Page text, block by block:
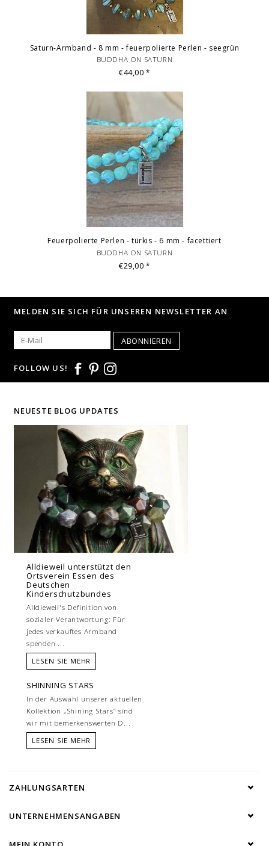
Saturn-Armband - 8 mm - feuerpolierte Perlen - seegrün
BUDDHA ON SATURN
€44,00*
Feuerpolierte Perlen - türkis - 6 mm - facettiert
BUDDHA ON SATURN
€29,00*
MELDEN SIE SICH FÜR UNSEREN NEWSLETTER AN
ABONNIEREN
FOLLOW US!
NEUESTE BLOG UPDATES
Alldieweil unterstützt den
Ortsverein Essen des
Deutschen
Kinderschutzbundes
Alldieweil's Definition von
sozialer Verantwortung: Für
jedes verkauftes Armband
spenden ...
LESEN SIE MEHR
SHINNING STARS
In der Auswahl unserer aktuellen
Kollektion „Shining Stars“ sind
wir mit bemerkenswerten D...
LESEN SIE MEHR
ZAHLUNGSARTEN
UNTERNEHMENSANGABEN